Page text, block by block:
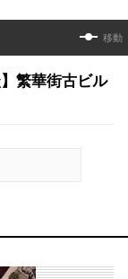
移動
繁華街古ビル